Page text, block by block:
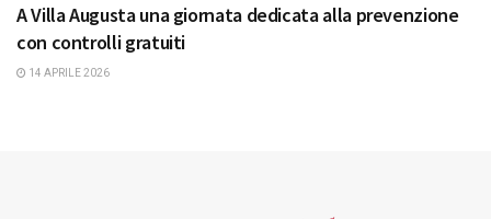
A Villa Augusta una giornata dedicata alla prevenzione
con controlli gratuiti
14 APRILE 2026